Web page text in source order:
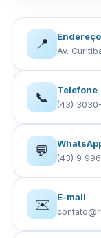
📍 Endereço
Av.
📞 Telefone
(43)
💬 (43) 9
✉️ E-mail